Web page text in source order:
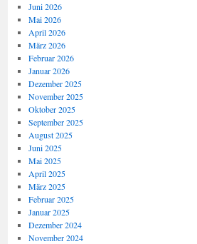
Juni 2026
Mai 2026
April 2026
März 2026
Februar 2026
Januar 2026
Dezember 2025
November 2025
Oktober 2025
September 2025
August 2025
Juni 2025
Mai 2025
April 2025
März 2025
Februar 2025
Januar 2025
Dezember 2024
November 2024